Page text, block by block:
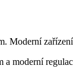
Moderní
moderní